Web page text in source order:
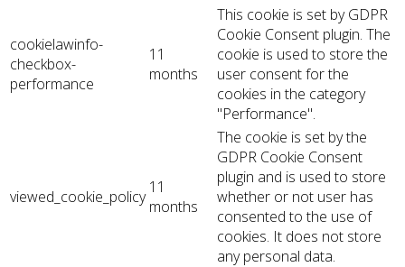
cookielawinfo-
checkbox-
performance
11
months
This cookie is set by GDPR
Cookie Consent plugin. The
cookie is used to store the
user consent for the
cookies in the category
"Performance".
viewed_cookie_policy 11
months
The cookie is set by the
GDPR Cookie Consent
plugin and is used to store
whether or not user has
consented to the use of
cookies. It does not store
any personal data.